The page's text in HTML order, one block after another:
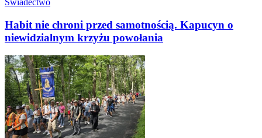
Świadectwo
Habit nie chroni przed samotnością. Kapucyn o
niewidzialnym krzyżu powołania